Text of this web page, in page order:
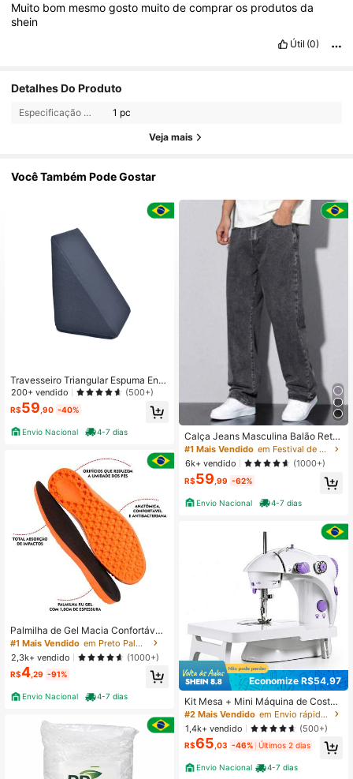
Muito bom mesmogosto muitodecompraros produtosda
shein
Útil (0)
Detalhes Do Produto
Especificação geral: 1 pc
Veja mais
Você Também Pode Gostar
Travesseiro Triangular Espuma Enc
osto Adulto Apoio Costas Repouso
Leitura Preto
200+ vendido (500+)
R$59 ,90 -40%
Envio Nacional 4-7 dias
Palmilha de Gel Macia Confortável
Masculina e Feminina Tênis Bota S
apato
#1 Mais Vendido
em Preto Palmilha
2,3k+ vendido
(1000+)
R$4 ,29 -91%
Envio Nacional 4-7 dias
Calça Jeans Masculina Balão Reto
Baggy Premium Streetwear Oversiz
ed Rapper Ganga Estilo Skatista Fol
gadas
#1 Mais Vendido
em Festival de casamento Calça Jeans Masculina
6k+ vendido
(1000+)
R$59 ,99 -62%
Envio Nacional 4-7 dias
Economize R$54,97
Kit Mesa + Mini Máquina de Costur
a Elétrica Portátil Bivolt
#2 Mais Vendido
em Envio rápido Máquinas de costura
1,4k+ vendido
(500+)
R$65 ,03 -46% Últimos 2 dias
Envio Nacional 4-7 dias